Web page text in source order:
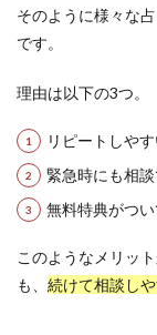
そのように様々な
です。
理由は以下の3つ。
リピートしや
緊急時にも相
無料特典がつ
このようなメリッ
も、 続けて相談し